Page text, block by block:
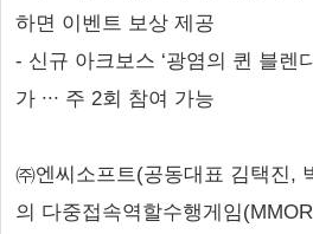
하면 이벤트 보상 제공
- 신규 아크보스 ‘광염의 퀸 블렌
가 ∙∙∙ 주 2회 참여 가능
㈜엔씨소프트(공동대표 김택진,
의 다중접속역할수행게임